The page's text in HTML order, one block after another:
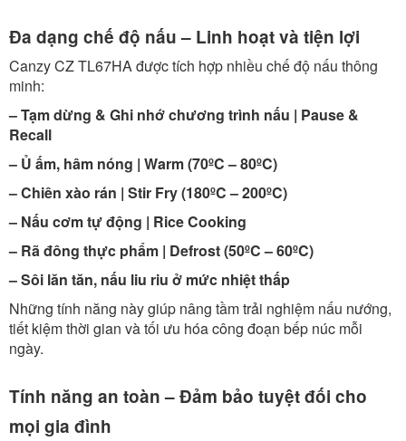
Đa dạng chế độ nấu – Linh hoạt và tiện lợi
Canzy CZ TL67HA được tích hợp nhiều chế độ nấu thông
minh:
– Tạm dừng & Ghi nhớ chương trình nấu | Pause &
Recall
– Ủ ấm, hâm nóng | Warm (70ºC – 80ºC)
– Chiên xào rán | Stir Fry (180ºC – 200ºC)
– Nấu cơm tự động | Rice Cooking
– Rã đông thực phẩm | Defrost (50ºC – 60ºC)
– Sôi lăn tăn, nấu liu riu ở mức nhiệt thấp
Những tính năng này giúp nâng tầm trải nghiệm nấu nướng,
tiết kiệm thời gian và tối ưu hóa công đoạn bếp núc mỗi
ngày.
Tính năng an toàn – Đảm bảo tuyệt đối cho
mọi gia đình